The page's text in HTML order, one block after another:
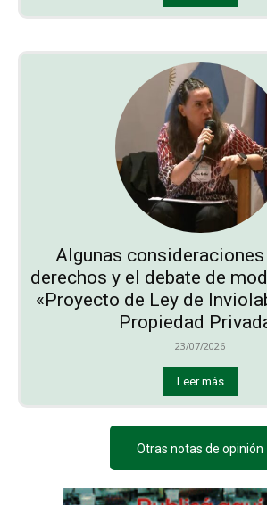
Algunas
derechos y el debate de
«Proyecto de Ley de
Propiedad
23/07/2026
Leer más
Otras notas de opinión